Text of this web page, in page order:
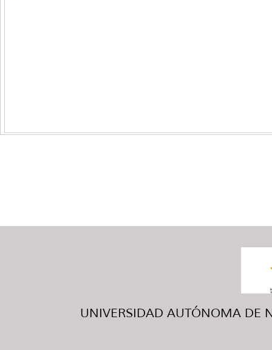
UNIVERSIDAD AUTÓNOMA DE